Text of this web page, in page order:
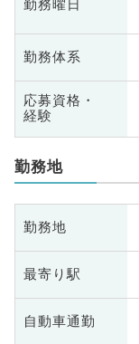
勤務曜日
勤務体系
応募資格・
経験
勤務地
勤務地
最寄り駅
自動車通勤